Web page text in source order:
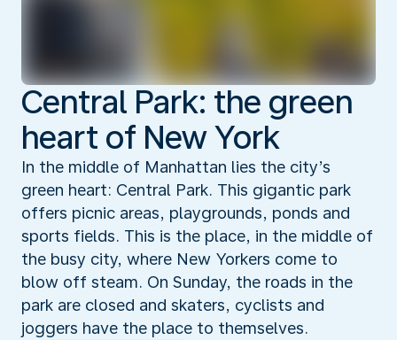
Central Park: the green
heart of New York
In the middle of Manhattan lies the city’s
green heart: Central Park. This gigantic park
offers picnic areas, playgrounds, ponds and
sports fields. This is the place, in the middle of
the busy city, where New Yorkers come to
blow off steam. On Sunday, the roads in the
park are closed and skaters, cyclists and
joggers have the place to themselves.